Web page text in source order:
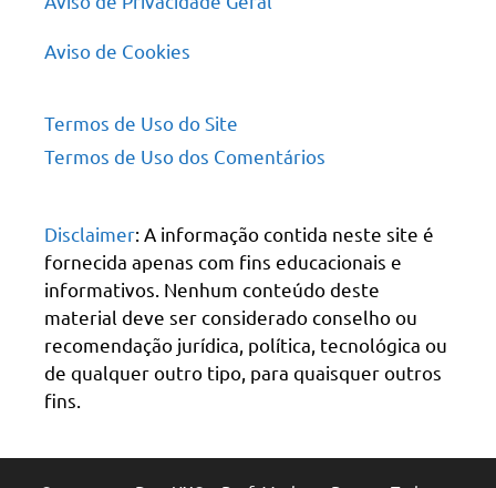
Aviso de Cookies
Termos de Uso do Site
Termos de Uso dos Comentários
Disclaimer: A informação contida neste site é
fornecida apenas com fins educacionais e
informativos. Nenhum conteúdo deste
material deve ser considerado conselho ou
recomendação jurídica, política, tecnológica ou
de qualquer outro tipo, para quaisquer outros
fins.